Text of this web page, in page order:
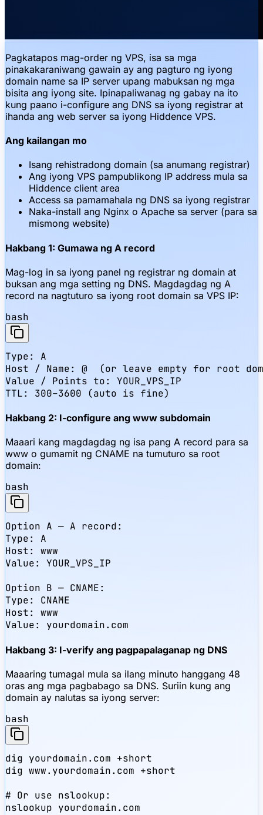
Pagkatapos mag-order ng VPS, isa sa mga
pinakakaraniwang gawain ay ang pagturo ng iyong
domain name sa IP server upang mabuksan ng mga
bisita ang iyong site. Ipinapaliwanag ng gabay na ito
kung paano i-configure ang DNS sa iyong registrar at
ihanda ang web server sa iyong Hiddence VPS.
Ang kailangan mo
Isang rehistradong domain (sa anumang registrar)
Ang iyong VPS pampublikong IP address mula sa
Hiddence client area
Access sa pamamahala ng DNS sa iyong registrar
Naka-install ang Nginx o Apache sa server (para sa
mismong website)
Hakbang 1: Gumawa ng A record
Mag-log in sa iyong panel ng registrar ng domain at
buksan ang mga setting ng DNS. Magdagdag ng A
record na nagtuturo sa iyong root domain sa VPS IP:
bash
Type: A
Host / Name: @  (or leave empty for root
Value / Points to: YOUR_VPS_IP
TTL: 300–3600 (auto is fine)
Hakbang 2: I-configure ang www subdomain
Maaari kang magdagdag ng isa pang A record para sa
www o gumamit ng CNAME na tumuturo sa root
domain:
bash
Option A — A record:
Type: A
Host: www
Value: YOUR_VPS_IP
Option B — CNAME:
Type: CNAME
Host: www
Value: yourdomain.com
Hakbang 3: I-verify ang pagpapalaganap ng DNS
Maaaring tumagal mula sa ilang minuto hanggang 48
oras ang mga pagbabago sa DNS. Suriin kung ang
domain ay nalutas sa iyong server:
bash
dig yourdomain.com +short
dig www.yourdomain.com +short
# Or use nslookup:
nslookup yourdomain.com